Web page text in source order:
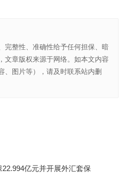
完整性、准确性给予任何担保、暗
文章版权来源于网络。如本文内容
、图片等），请及时联系站内删
亿元并开展外汇套保